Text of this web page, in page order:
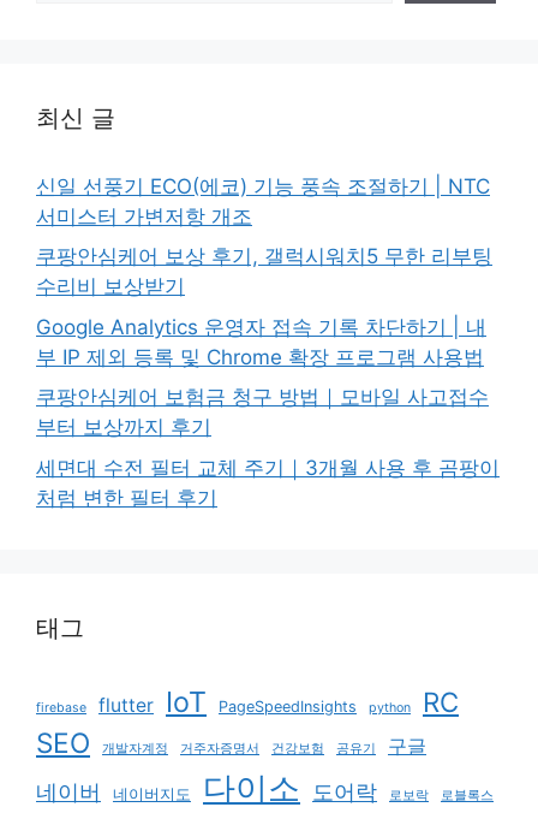
최신 글
신일 선풍기 ECO(에코) 기능 풍속 조절하기 | NTC
서미스터 가변저항 개조
쿠팡안심케어 보상 후기, 갤럭시워치5 무한 리부팅
수리비 보상받기
Google Analytics 운영자 접속 기록 차단하기 | 내
부 IP 제외 등록 및 Chrome 확장 프로그램 사용법
쿠팡안심케어 보험금 청구 방법｜모바일 사고접수
부터 보상까지 후기
세면대 수전 필터 교체 주기｜3개월 사용 후 곰팡이
처럼 변한 필터 후기
태그
firebase flutter IoT PageSpeedInsights python
RC
SEO
개발자계정 거주자증명서 건강보험 공유기 구글
네이버 네이버지도 다이소 도어락 로보락 로블록스